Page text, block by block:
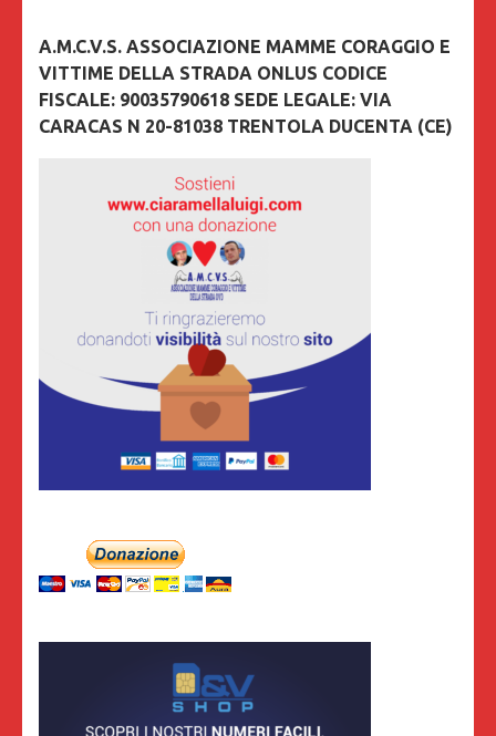
A.M.C.V.S. ASSOCIAZIONE MAMME CORAGGIO E
VITTIME DELLA STRADA ONLUS CODICE
FISCALE: 90035790618 SEDE LEGALE: VIA
CARACAS N 20-81038 TRENTOLA DUCENTA (CE)